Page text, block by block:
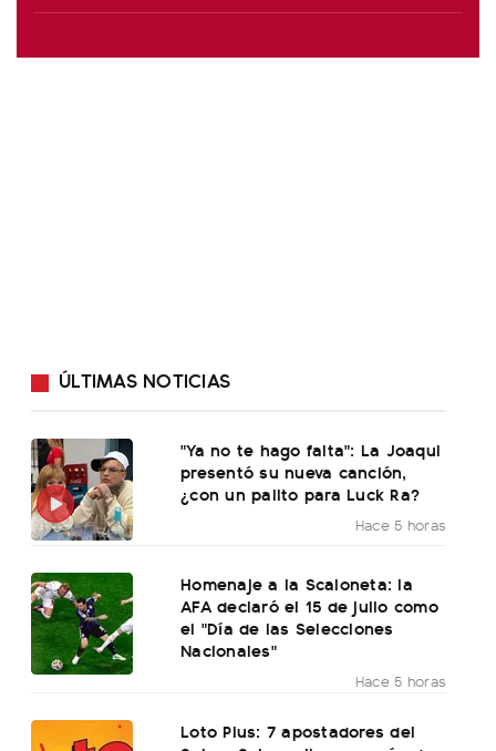
ÚLTIMAS NOTICIAS
"Ya no te hago falta": La Joaqui
presentó su nueva canción,
¿con un palito para Luck Ra?
Hace 5 horas
Homenaje a la Scaloneta: la
AFA declaró el 15 de julio como
el "Día de las Selecciones
Nacionales"
Hace 5 horas
Loto Plus: 7 apostadores del